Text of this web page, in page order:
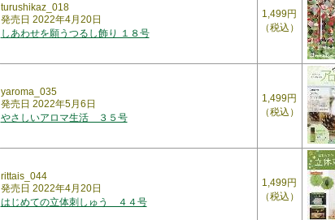
turushikaz_018
発売日 2022年4月20日
しあわせを願うつるし飾り １８号
1,499円
（税込）
yaroma_035
発売日 2022年5月6日
やさしいアロマ生活 ３５号
1,499円
（税込）
rittais_044
発売日 2022年4月20日
はじめての立体刺しゅう ４４号
1,499円
（税込）